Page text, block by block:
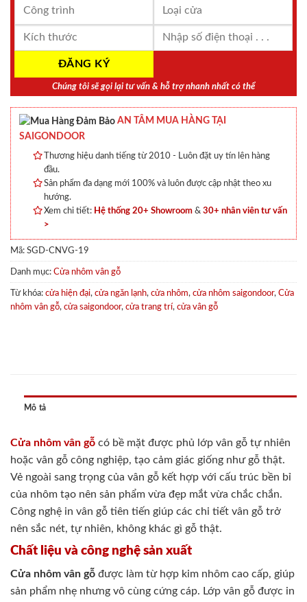
Chúng tôi sẽ gọi lại tư vấn & hỗ trợ nhanh nhất có thể
AN TÂM MUA HÀNG TẠI
SAIGONDOOR
Thương hiệu danh tiếng từ 2010 - Luôn đặt uy tín lên hàng
đầu.
Sản phẩm đa dạng mới 100% và luôn được cập nhật theo xu
hướng.
Xem chi tiết: Hệ thống 20+ Showroom & 30+ nhân viên tư vấn
>
Mã: SGD-CNVG-19
Danh mục: Cửa nhôm vân gỗ
Từ khóa: cửa hiện đại, cửa ngăn lạnh, cửa nhôm, cửa nhôm saigondoor, Cửa
nhôm vân gỗ, cửa saigondoor, cửa trang trí, cửa vân gỗ
Mô tả
Cửa nhôm vân gỗ có bề mặt được phủ lớp vân gỗ tự nhiên
hoặc vân gỗ công nghiệp, tạo cảm giác giống như gỗ thật.
Vẻ ngoài sang trọng của vân gỗ kết hợp với cấu trúc bền bỉ
của nhôm tạo nên sản phẩm vừa đẹp mắt vừa chắc chắn.
Công nghệ in vân gỗ tiên tiến giúp các chi tiết vân gỗ trở
nên sắc nét, tự nhiên, không khác gì gỗ thật.
Chất liệu và công nghệ sản xuất
Cửa nhôm vân gỗ được làm từ hợp kim nhôm cao cấp, giúp
sản phẩm nhẹ nhưng vô cùng cứng cáp. Lớp vân gỗ được in